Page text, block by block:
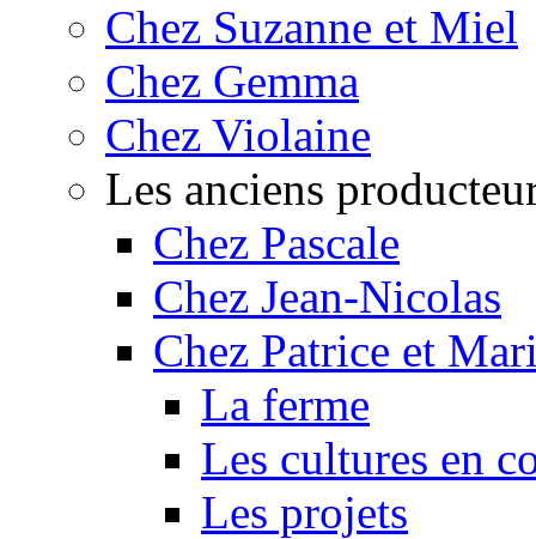
Chez Suzanne et Miel
Chez Gemma
Chez Violaine
Les anciens
Chez Pascale
Chez Jean-Nicolas
Chez Patrice et
La ferme
Les cultures en
Les projets